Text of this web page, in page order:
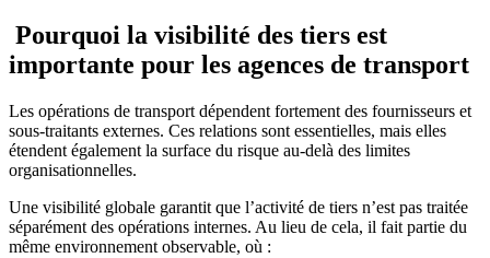
Pourquoi la visibilité des tiers est
importante pour les agences de transport
Les opérations de transport dépendent fortement des fournisseurs et
sous-traitants externes. Ces relations sont essentielles, mais elles
étendent également la surface du risque au-delà des limites
organisationnelles.
Une visibilité globale garantit que l’activité de tiers n’est pas traitée
séparément des opérations internes. Au lieu de cela, il fait partie du
même environnement observable, où :